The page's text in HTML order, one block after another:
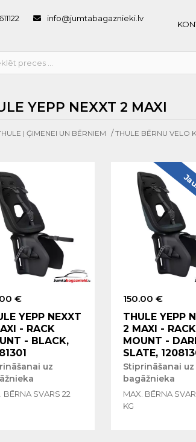
info@jumtabagaznieki.lv
YEPP NEXXT 2 MAXI
| ĢIMENEI UN BĒRNIEM /THULE BĒRNU VELO
€
YEPP NEXXT
- RACK
- BLACK,
uz
BĒRNA SVARS 22
150.00 €
THULE YEPP
2 MAXI - RACK
MOUNT -
SLATE,
Stiprināšanai uz
bagāžnieka
MAX. BĒRNA
KG